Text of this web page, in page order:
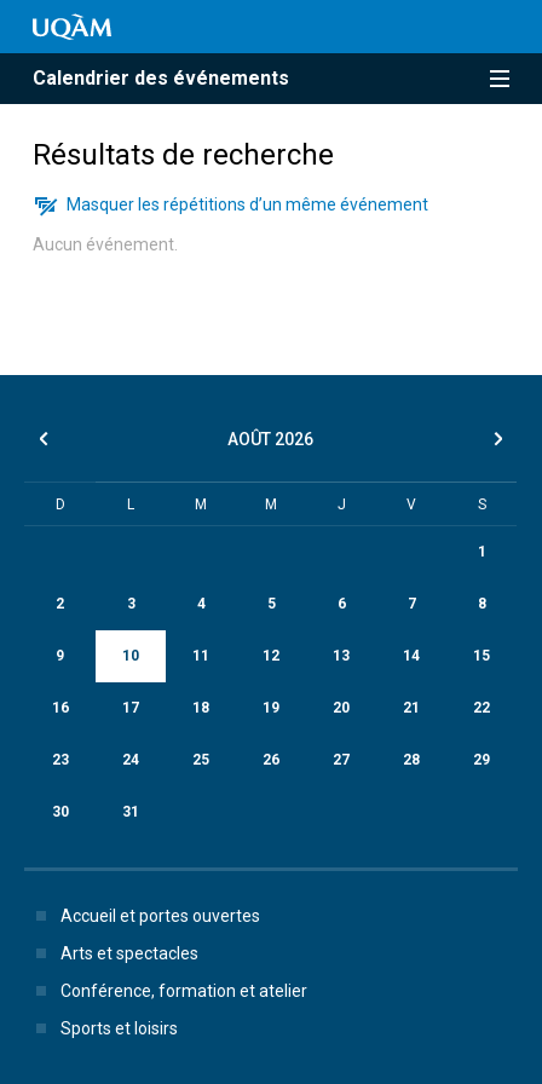
Calendrier des événements
Résultats de recherche
Masquer les répétitions d’un même événement
Aucun événement.
AOÛT 2026
D L M M J V S
1
2 3 4 5 6 7 8
9 10 11 12 13 14 15
16 17 18 19 20 21 22
23 24 25 26 27 28 29
30 31
Accueil et portes ouvertes
Arts et spectacles
Conférence, formation et atelier
Sports et loisirs